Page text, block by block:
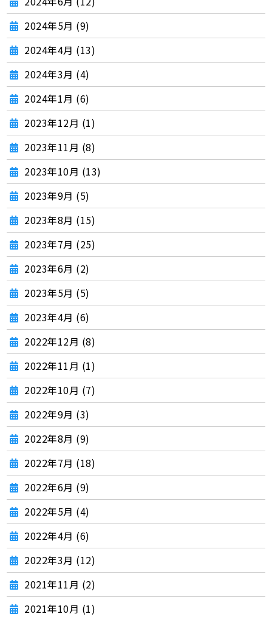
2024年5月 (9)
2024年4月 (13)
2024年3月 (4)
2024年1月 (6)
2023年12月 (1)
2023年11月 (8)
2023年10月 (13)
2023年9月 (5)
2023年8月 (15)
2023年7月 (25)
2023年6月 (2)
2023年5月 (5)
2023年4月 (6)
2022年12月 (8)
2022年11月 (1)
2022年10月 (7)
2022年9月 (3)
2022年8月 (9)
2022年7月 (18)
2022年6月 (9)
2022年5月 (4)
2022年4月 (6)
2022年3月 (12)
2021年11月 (2)
2021年10月 (1)